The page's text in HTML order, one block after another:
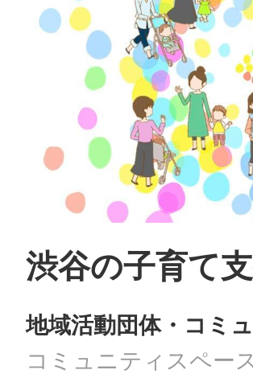
X
LINE
SMS
メール
渋谷の子育て
地域活動団体・コミ
コミュニティスペー
加盟スポ
地域に
地